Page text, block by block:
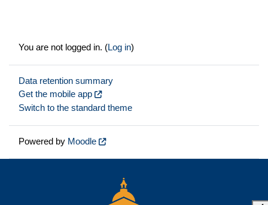
You are not logged in. (Log in)
Data retention summary
Get the mobile app
Switch to the standard theme
Powered by Moodle